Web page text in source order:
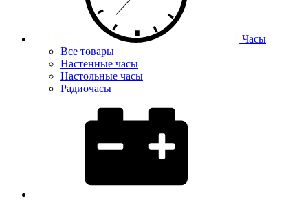
Часы
Все товары
Настенные часы
Настольные часы
Радиочасы